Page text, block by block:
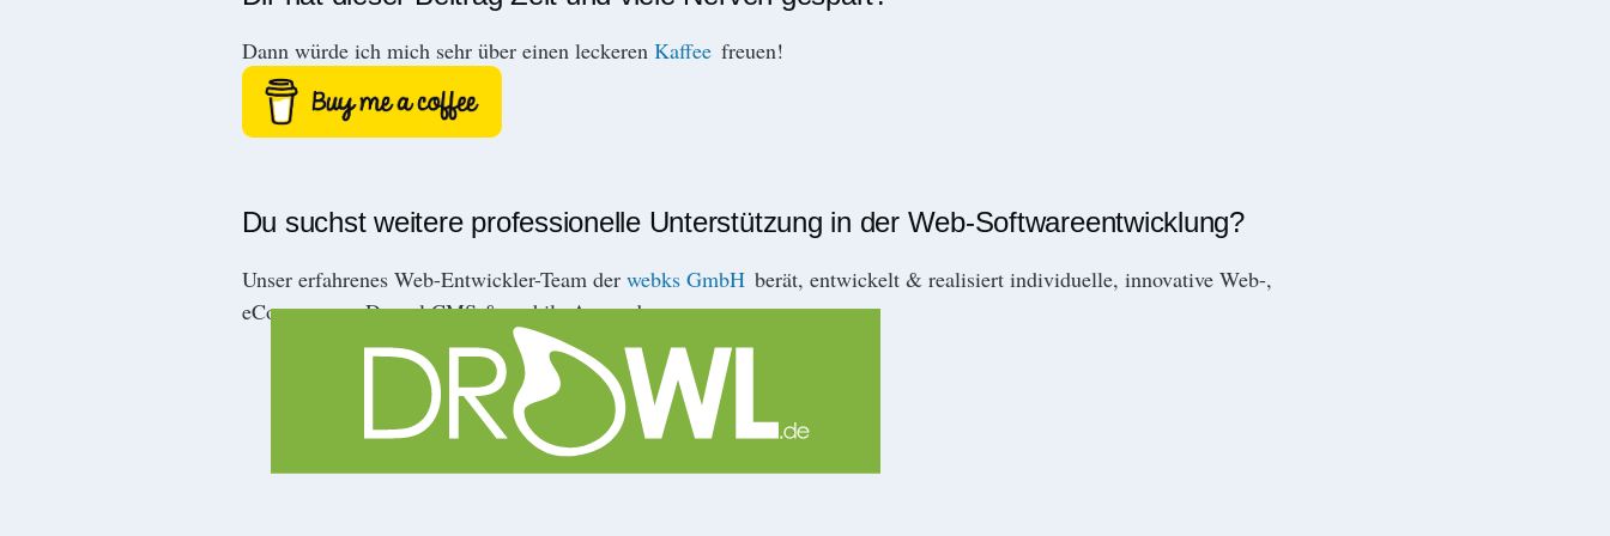
Dann würde ich mich sehr über einen leckeren Kaffee freuen!
Du suchst weitere professionelle Unterstützung in der Web-Softwareentwicklung?
Unser erfahrenes Web-Entwickler-Team der webks GmbH berät, entwickelt & realisiert individuelle, innovative Web-,
eCommerce-, Drupal CMS & mobile Anwendungen.